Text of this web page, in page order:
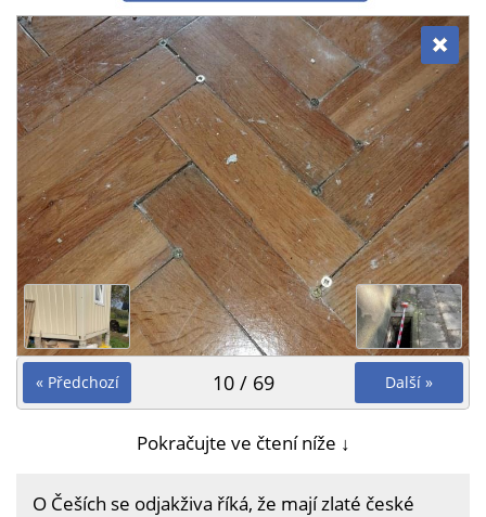
« Předchozí Další »
10 / 69
Pokračujte ve čtení níže ↓
O Češích se odjakživa říká, že mají zlaté české